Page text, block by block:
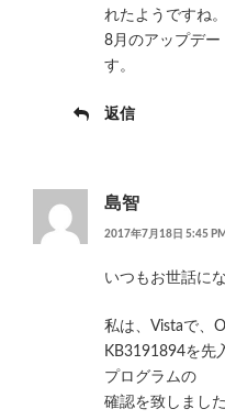
れたようですね。
8月のアップデー
す。
返信
島智
2017年7月18日 5:45 PM
いつもお世話に
私は、Vistaで、
KB3191894を先
プログラムの
確認を致しまし